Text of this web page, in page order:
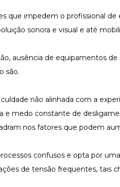
que impedem o profissional de
sonora e visual e até
ausência de equipamentos
são.
não alinhada com a
medo constante de
nos fatores que podem
confusos e opta por
de tensão frequentes, tais